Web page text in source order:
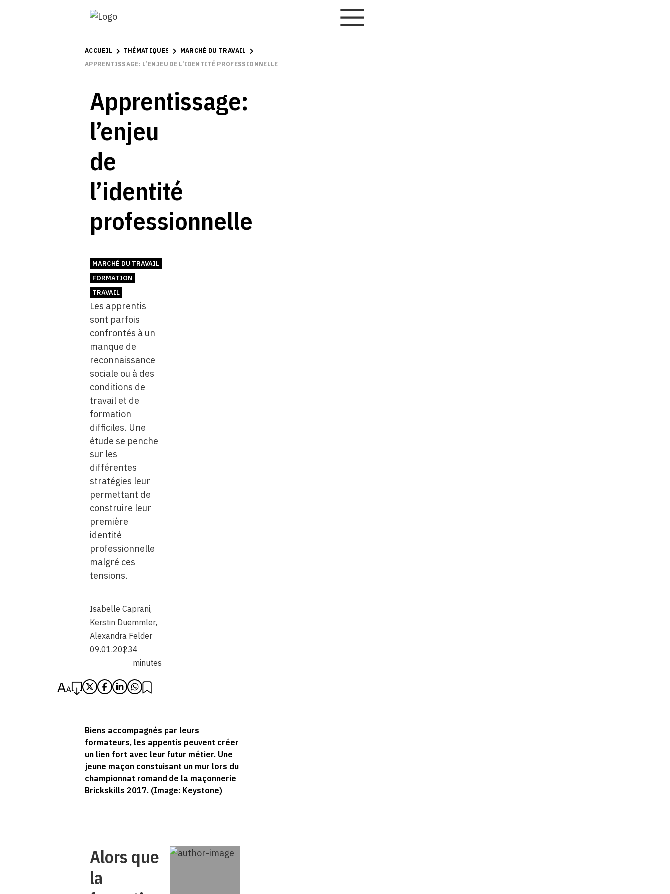
ACCUEIL THÉMATIQUES
MARCHÉ DU TRAVAIL
APPRENTISSAGE: L’ENJEU DE L’IDENTITÉ PROFESSIONNELLE
Apprentissage:
l’enjeu
de
l’identité
professionnelle
MARCHÉ DU TRAVAIL
FORMATION
TRAVAIL
Les apprentis
sont parfois
confrontés à un
manque de
reconnaissance
sociale ou à des
conditions de
travail et de
formation
difficiles. Une
étude se penche
sur les
différentes
stratégies leur
permettant de
construire leur
première
identité
professionnelle
malgré ces
tensions.
Isabelle Caprani,
Kerstin Duemmler,
Alexandra Felder
09.01.20234
minutes
Biens accompagnés par leurs
formateurs, les appentis peuvent créer
un lien fort avec leur futur métier. Une
jeune maçon constuisant un mur lors du
championnat romand de la maçonnerie
Brickskills 2017. (Image: Keystone)
Alors que
la